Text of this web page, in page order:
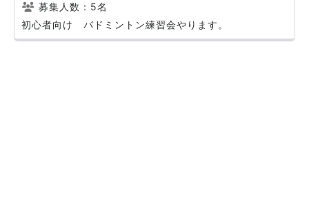
募集人数：5名
初心者向け バドミントン練習会やります。